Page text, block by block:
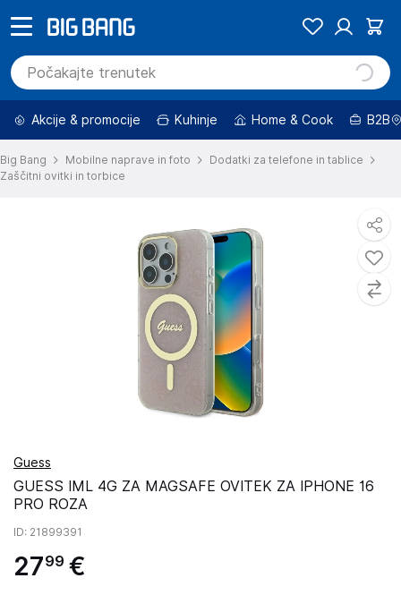
Akcije & promocije Kuhinje Home & Cook B2B
Big Bang Mobilne naprave in foto
Dodatki za telefone in tablice
Zaščitni ovitki in torbice
Guess
GUESS IML 4G ZA MAGSAFE OVITEK ZA IPHONE 16
PRO ROZA
ID: 21899391
2799 €